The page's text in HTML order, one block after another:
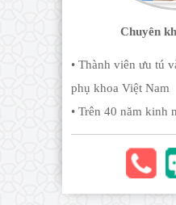
Chuyên
• Thành viên ưu tú
phụ khoa Việt Nam
• Trên 40 năm kinh